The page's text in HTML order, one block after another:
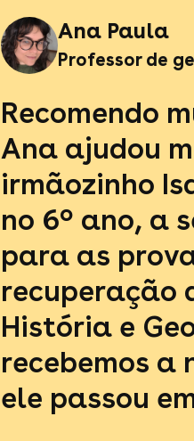
Ana Paula
Professor de
Recomendo
Ana ajudou
irmãozinho
no 6º ano, a
para as
recuperação
História e
recebemos a
ele passou